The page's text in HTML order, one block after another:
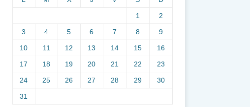
1 2
3 4 5 6 7 8 9
10 11 12 13 14 15 16
17 18 19 20 21 22 23
24 25 26 27 28 29 30
31